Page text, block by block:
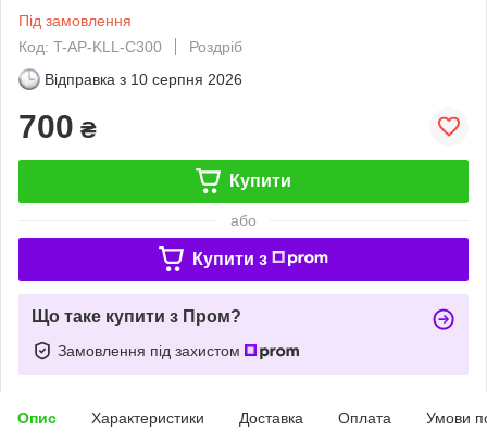
Під замовлення
Код: T-AP-KLL-C300
Роздріб
Відправка з 10 серпня 2026
700 ₴
Купити
або
Купити з
Що таке купити з Пром?
Замовлення під захистом
Опис Характеристики Доставка Оплата Умови